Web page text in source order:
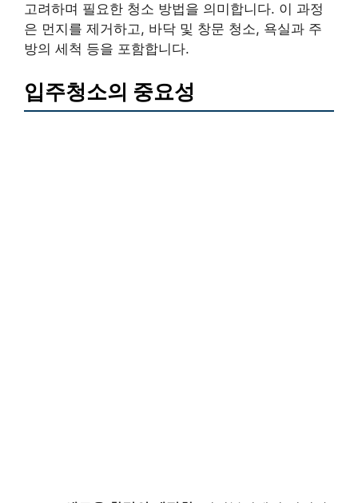
고려하며 필요한 청소 방법을 의미합니다. 이 과정
은 먼지를 제거하고, 바닥 및 창문 청소, 욕실과 주
방의 세척 등을 포함합니다.
입주청소의 중요성